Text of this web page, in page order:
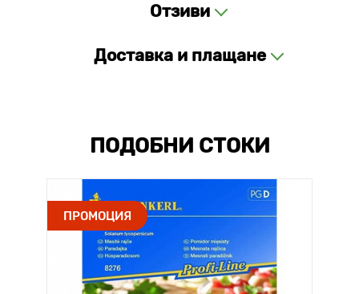
Отзиви
Доставка и плащане
ПОДОБНИ СТОКИ
ПРОМОЦИЯ